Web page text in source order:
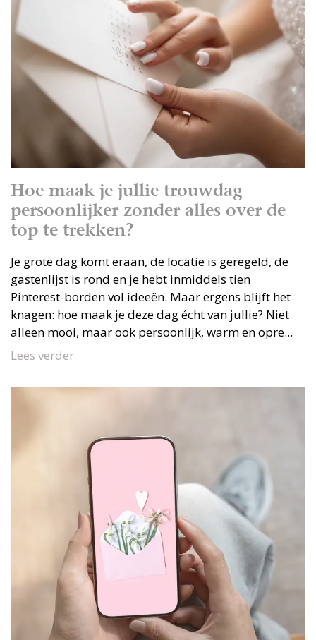
Hoe maak je jullie trouwdag
persoonlijker zonder alles over de
top te trekken?
Je grote dag komt eraan, de locatie is geregeld, de
gastenlijst is rond en je hebt inmiddels tien
Pinterest-borden vol ideeën. Maar ergens blijft het
knagen: hoe maak je deze dag écht van jullie? Niet
alleen mooi, maar ook persoonlijk, warm en opre...
Lees verder